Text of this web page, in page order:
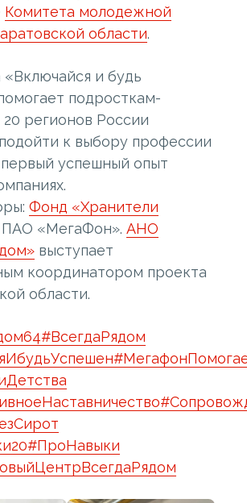
Комитета молодежной
области.
и будь
подросткам-
регионов России
к выбору профессии
первый успешный опыт
Фонд «Хранители
ПАО «МегаФон». АНО
выступает
координатором проекта
области.
#ВсегдаРядом
#ПроНавыки